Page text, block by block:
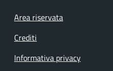
Footer menu
Area riservata
Crediti
Informativa privacy